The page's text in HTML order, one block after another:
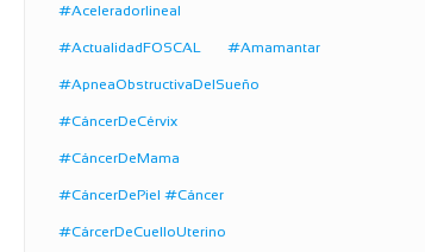
#Aceleradorlineal
#ActualidadFOSCAL #Amamantar
#ApneaObstructivaDelSueño
#CáncerDeCérvix
#CáncerDeMama
#CáncerDePiel #Cáncer
#CárcerDeCuelloUterino